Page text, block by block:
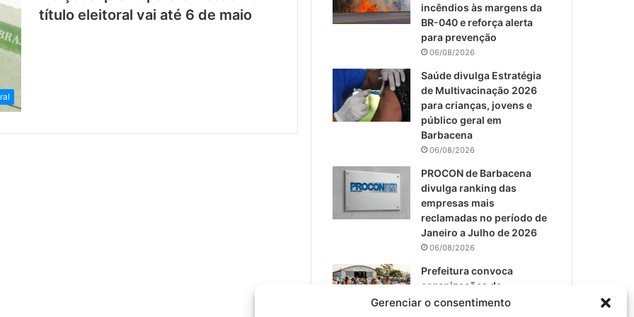
Gerenciar o consentimento
título eleitoral vai até 6 de maio
incêndios às margens da
BR-040 e reforça alerta
para prevenção
06/08/2026
Saúde divulga Estratégia
de Multivacinação 2026
para crianças, jovens e
público geral em
Barbacena
06/08/2026
PROCON de Barbacena
divulga ranking das
empresas mais
reclamadas no período de
Janeiro a Julho de 2026
06/08/2026
Prefeitura convoca
organizações de
catadores para reunião